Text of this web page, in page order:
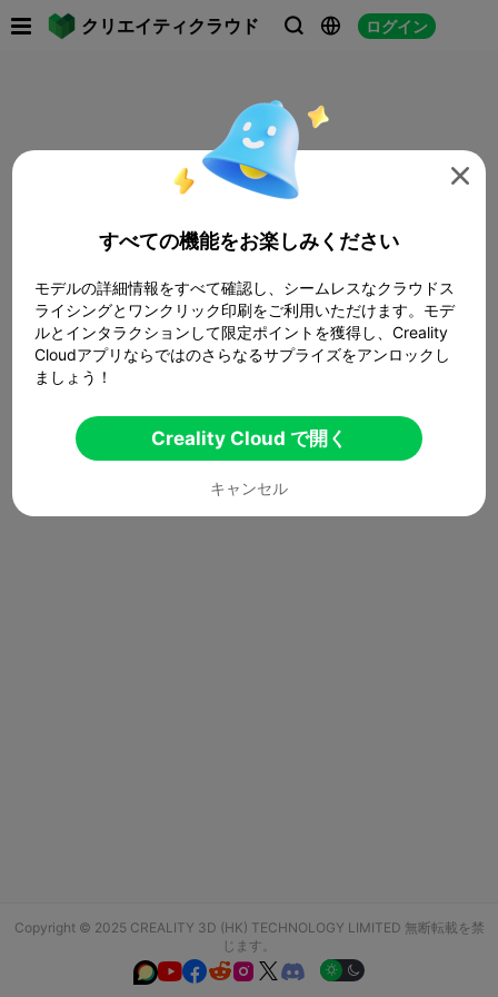
クリエイティクラウド   ログイン
Copyright © 2025 CREALITY 3D (HK) TECHNOLOGY LIMITED 無断転載を禁
じます。
  

すべての機能をお楽しみください
モデルの詳細情報をすべて確認し、シームレスなクラウドス
ライシングとワンクリック印刷をご利用いただけます。モデ
ルとインタラクションして限定ポイントを獲得し、Creality
Cloudアプリならではのさらなるサプライズをアンロックし
ましょう！
Creality Cloud で開く
キャンセル